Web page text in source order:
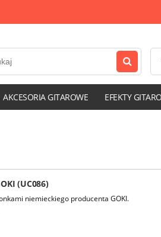
AKCESORIA GITAROWE EFEKTY
(UC086)
niemieckiego producenta GOKI.